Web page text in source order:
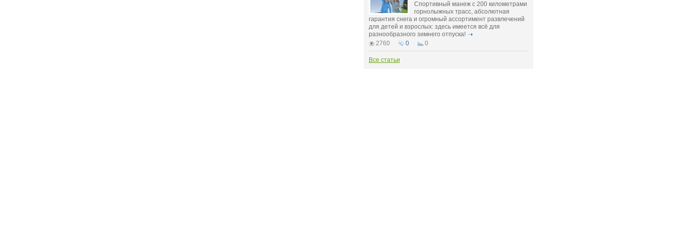
Спортивный манеж с 200 километрами
горнолыжных трасс, абсолютная
гарантия снега и огромный ассортимент развлечений
для детей и взрослых: здесь имеется всё для
разнообразного зимнего отпуска!
2760
0 0
Все статьи